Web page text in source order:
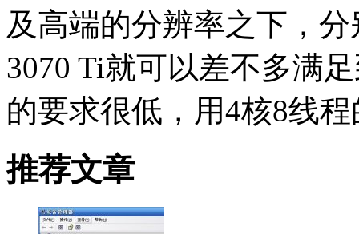
及高端的分辨率之下，
3070 Ti就可以差不多满
的要求很低，用4核8线
推荐文章